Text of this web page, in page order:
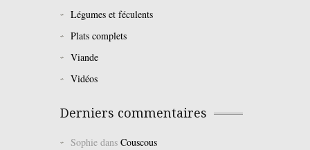
Légumes et féculents
Plats complets
Viande
Vidéos
Derniers commentaires
Sophie dansCouscous